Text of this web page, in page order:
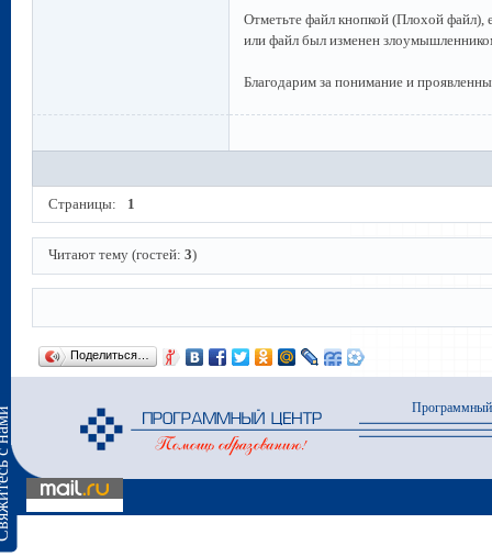
нами
Отметьте файл кнопкой (Плохой файл),
или файл был изменен
Благодарим за понимание и
Страницы: 1
Читают тему (гостей:3)
Поделиться…